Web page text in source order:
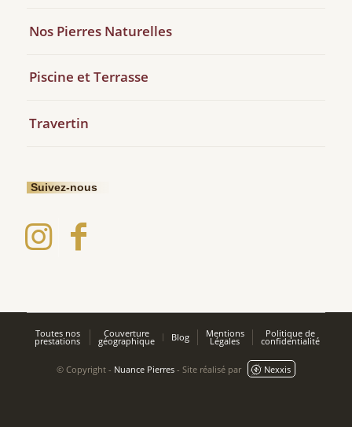
Nos Pierres Naturelles
Piscine et Terrasse
Travertin
Suivez-nous
© Copyright - Nuance Pierres- Site réalisé par Nexxis
Toutes nos
prestations
Couverture
géographique Blog Mentions
Légales
Politique de
confidentialité